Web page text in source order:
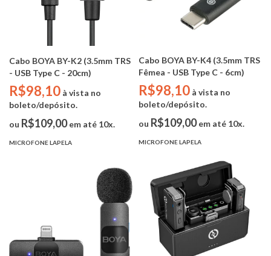
Cabo BOYA BY-K2 (3.5mm TRS
- USB Type C - 20cm)
R$98,10 à vista no
boleto/depósito.
ou R$109,00em até 10x.
MICROFONE LAPELA
Cabo BOYA BY-K4 (3.5mm TRS
Fêmea - USB Type C - 6cm)
R$98,10 à vista no
boleto/depósito.
ou R$109,00em até 10x.
MICROFONE LAPELA